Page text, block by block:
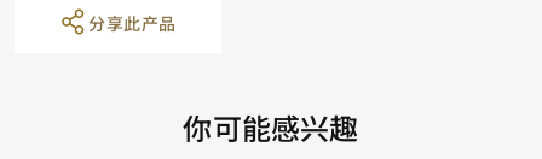
分享此产品
你可能感兴趣